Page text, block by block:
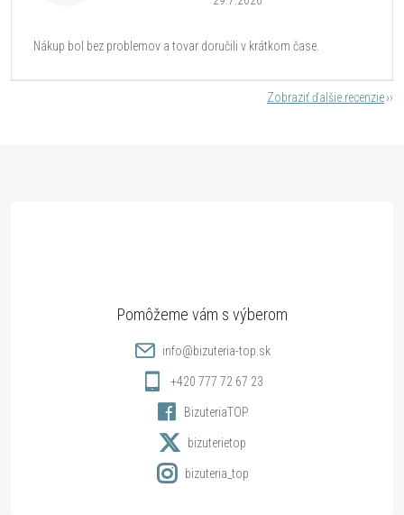
Nákup bol bez problemov a tovar doručili v krátkom čase.
Zobraziť ďalšie recenzie
info@bizuteria-top.sk
+420 777 72 67 23
BizuteriaTOP
bizuterietop
bizuteria_top